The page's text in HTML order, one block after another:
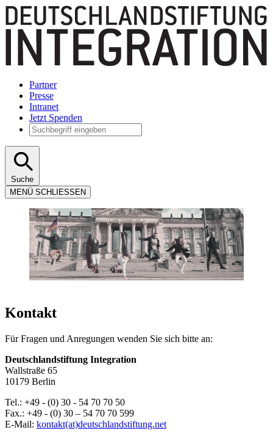
Partner
Presse
Intranet
Jetzt Spenden
Suche
MENÜ SCHLIESSEN
Kontakt
Für Fragen und Anregungen wenden Sie sich bitte an:
Deutschlandstiftung Integration
Wallstraße 65
10179 Berlin
Tel.: +49 - (0) 30 - 54 70 70 50
Fax.: +49 - (0) 30 – 54 70 70 599
E-Mail: kontakt(at)deutschlandstiftung.net